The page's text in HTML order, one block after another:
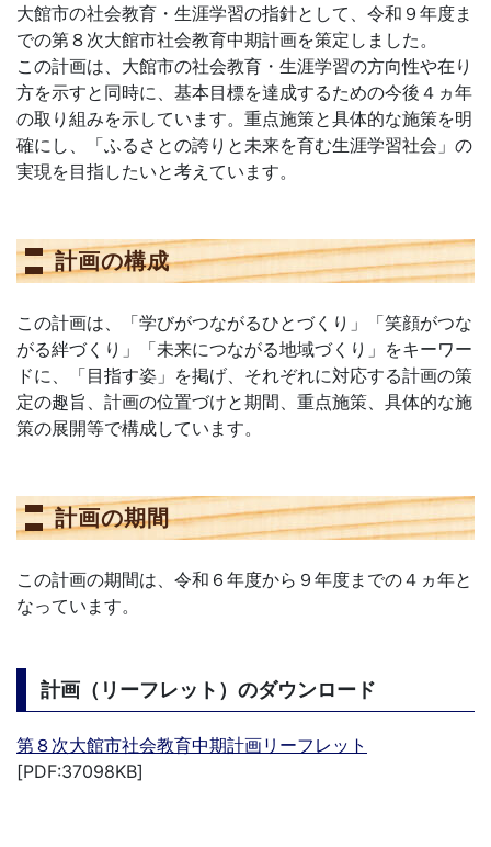
大館市の社会教育・生涯学習の指針として、令和９年度ま
での第８次大館市社会教育中期計画を策定しました。
この計画は、大館市の社会教育・生涯学習の方向性や在り
方を示すと同時に、基本目標を達成するための今後４ヵ年
の取り組みを示しています。重点施策と具体的な施策を明
確にし、「ふるさとの誇りと未来を育む生涯学習社会」の
実現を目指したいと考えています。
計画の構成
この計画は、「学びがつながるひとづくり」「笑顔がつな
がる絆づくり」「未来につながる地域づくり」をキーワー
ドに、「目指す姿」を掲げ、それぞれに対応する計画の策
定の趣旨、計画の位置づけと期間、重点施策、具体的な施
策の展開等で構成しています。
計画の期間
この計画の期間は、令和６年度から９年度までの４ヵ年と
なっています。
計画（リーフレット）のダウンロード
第８次大館市社会教育中期計画リーフレット
[PDF:37098KB]